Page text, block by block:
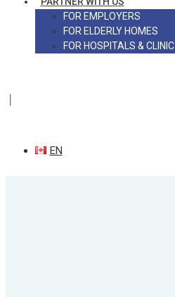
FOR EMPLOYERS
FOR ELDERLY HOMES
FOR HOSPITALS & CLINIC
|
EN